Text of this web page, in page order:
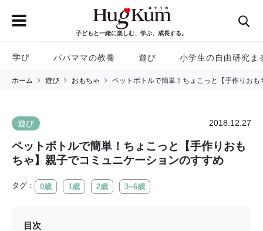
子どもと一緒に楽しむ、学ぶ、成長する。
学び パパママの教養 遊び 小学生の自由研究ま
ホーム 遊び おもちゃ ペットボトルで簡単！ちょこっと【手作りお
遊び 2018.12.27
ペットボトルで簡単！ちょこっと【手作りおも
ちゃ】親子でコミュニケーションのすすめ
タグ： 0歳 1歳 2歳 3~6歳
目次